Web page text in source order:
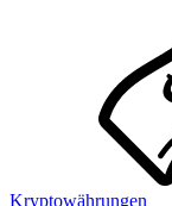
Kryptowährungen